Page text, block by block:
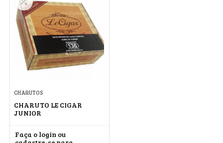
CHARUTOS
CHARUTO LE CIGAR
JUNIOR
Faça o login ou